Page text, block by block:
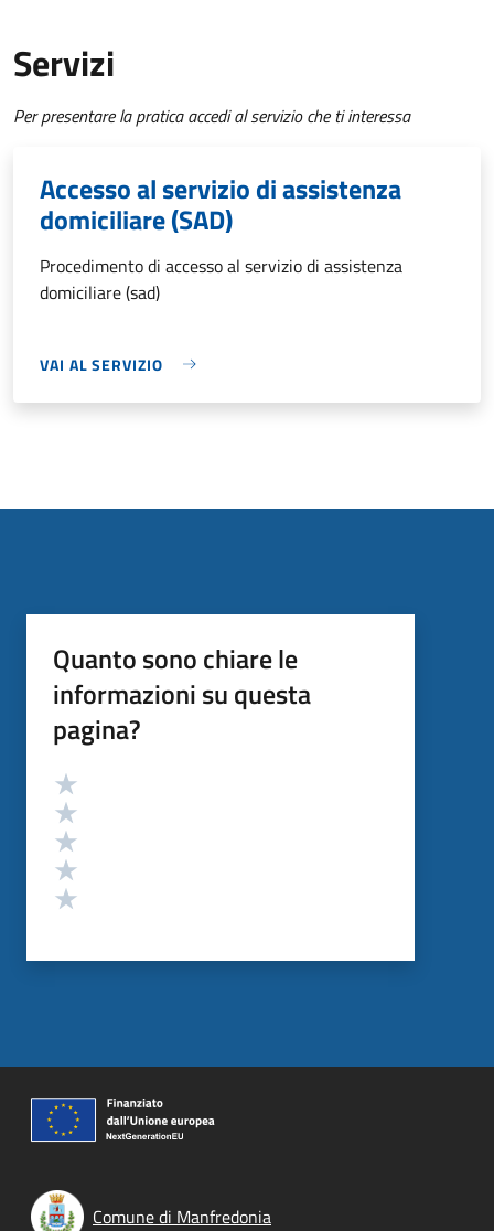
Servizi
Per presentare la pratica accedi al servizio che ti interessa
Accesso al servizio di assistenza
domiciliare (SAD)
Procedimento di accesso al servizio di assistenza
domiciliare (sad)
VAI AL SERVIZIO
Quanto sono chiare le
informazioni su questa
pagina?
Valutazione
Comune di Manfredonia